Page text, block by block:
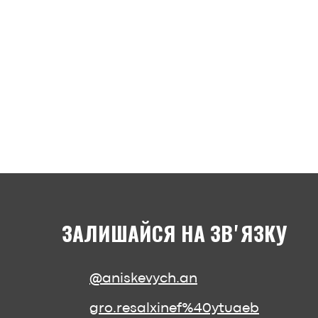
ЗАЛИШАЙСЯ НА ЗВʼЯЗКУ
gro.resalxinef%40ytuaeb
@aniskevych.an